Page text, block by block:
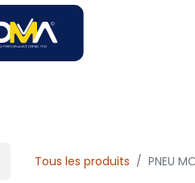
Tous les produits PNEU